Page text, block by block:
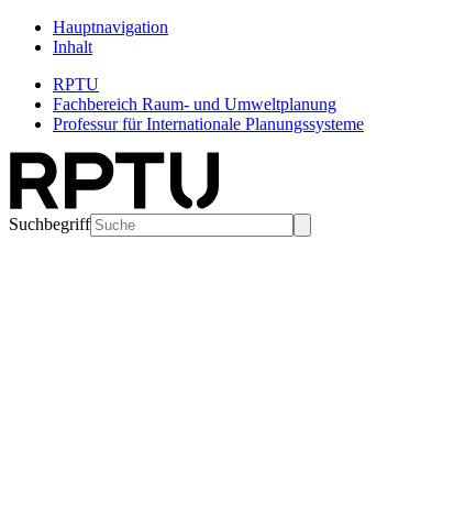
Hauptnavigation
Inhalt
RPTU
Fachbereich Raum- und Umweltplanung
Professur für Internationale Planungssysteme
Suchbegriff